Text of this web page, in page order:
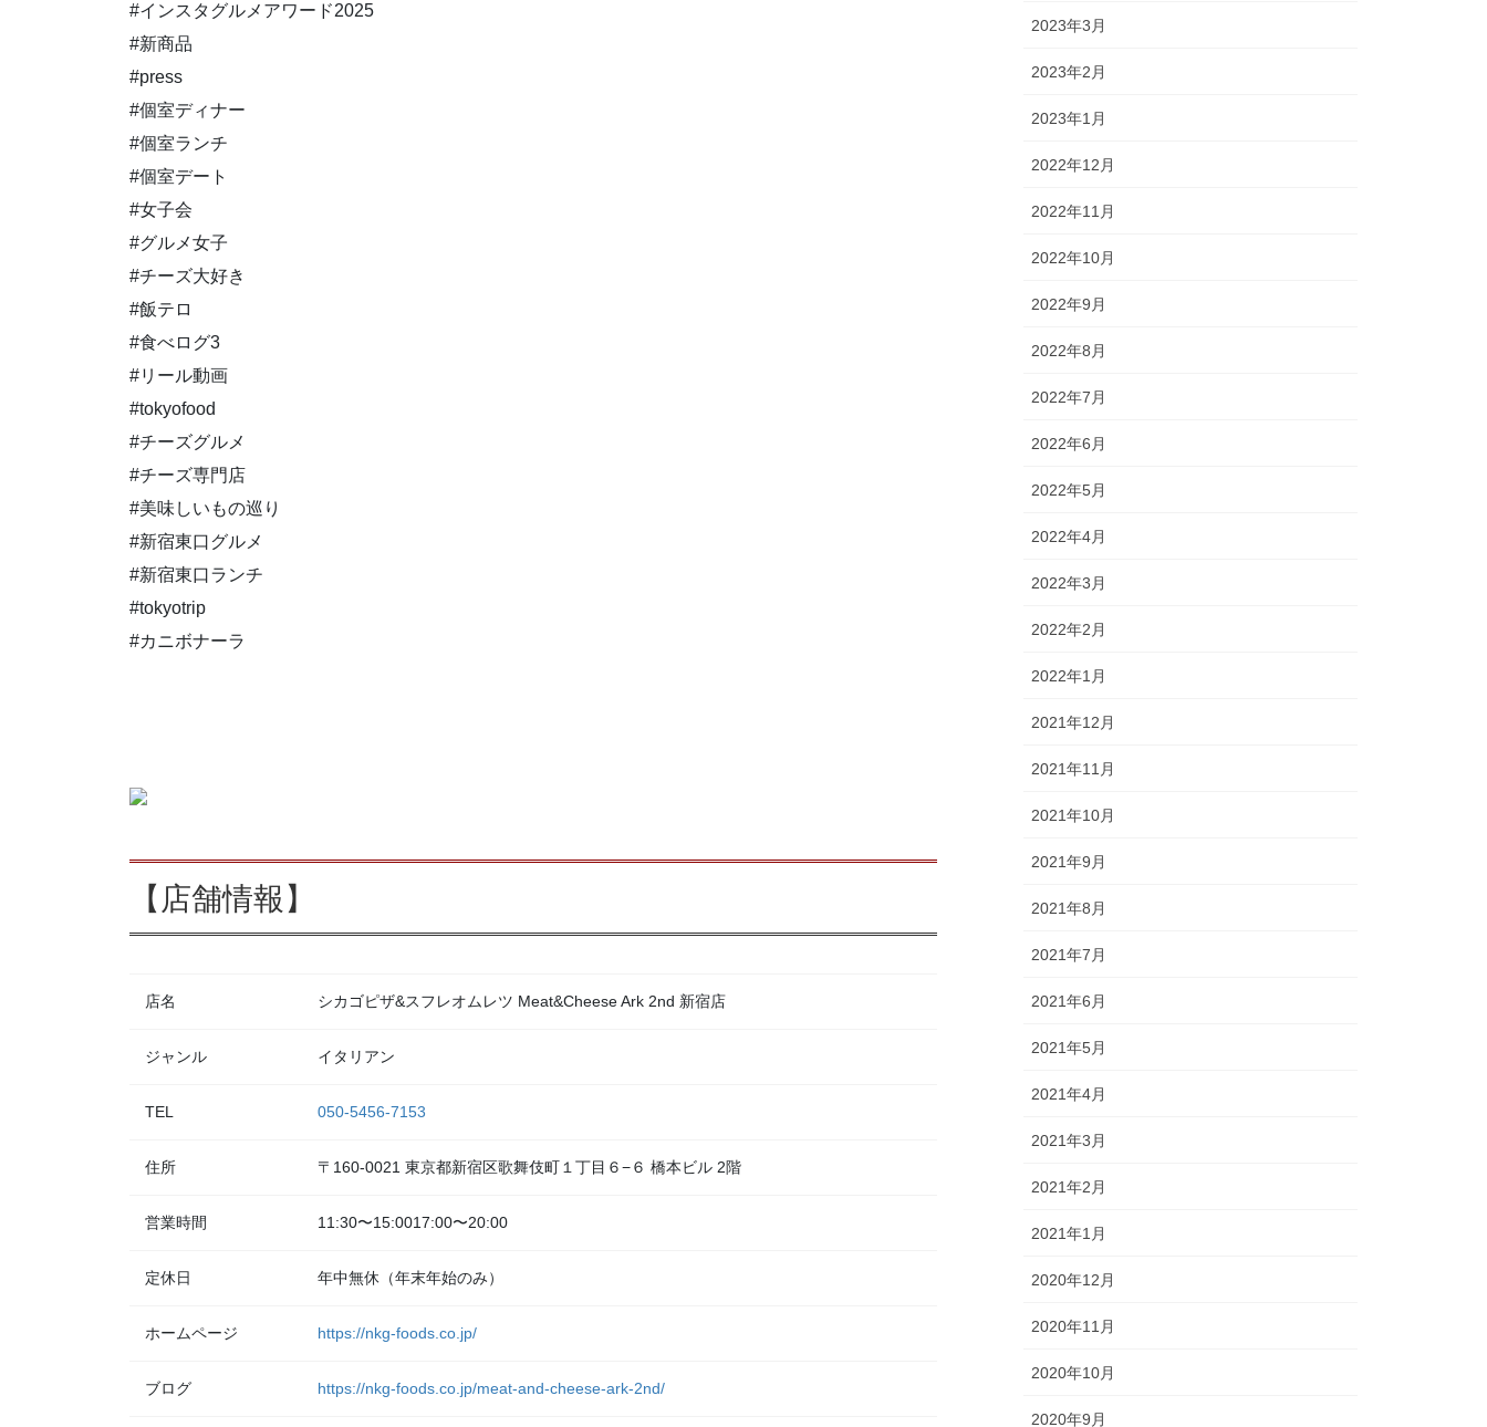
#インスタグルメアワード2025
#新商品
#press
#個室ディナー
#個室ランチ
#個室デート
#女子会
#グルメ女子
#チーズ大好き
#飯テロ
#食べログ3
#リール動画
#tokyofood
#チーズグルメ
#チーズ専門店
#美味しいもの巡り
#新宿東口グルメ
#新宿東口ランチ
#tokyotrip
#カニボナーラ
【店舗情報】
店名 シカゴピザ&スフレオムレツ Meat&Cheese Ark 2nd 新宿店
ジャンル イタリアン
TEL 050-5456-7153
住所 〒160-0021 東京都新宿区歌舞伎町１丁目６−６ 橋本ビル 2階
営業時間 11:30〜15:0017:00〜20:00
定休日 年中無休（年末年始のみ）
ホームページ https://nkg-foods.co.jp/
ブログ https://nkg-foods.co.jp/meat-and-cheese-ark-2nd/
2023年3月
2023年2月
2023年1月
2022年12月
2022年11月
2022年10月
2022年9月
2022年8月
2022年7月
2022年6月
2022年5月
2022年4月
2022年3月
2022年2月
2022年1月
2021年12月
2021年11月
2021年10月
2021年9月
2021年8月
2021年7月
2021年6月
2021年5月
2021年4月
2021年3月
2021年2月
2021年1月
2020年12月
2020年11月
2020年10月
2020年9月